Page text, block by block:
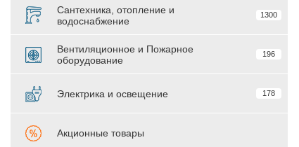
Сантехника, отопление и
водоснабжение
1300
Вентиляционное и Пожарное
оборудование
196
Электрика и освещение 178
Акционные товары